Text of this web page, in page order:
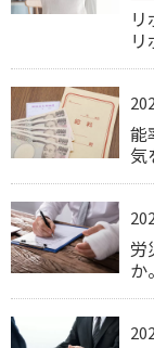
能
気
労
か